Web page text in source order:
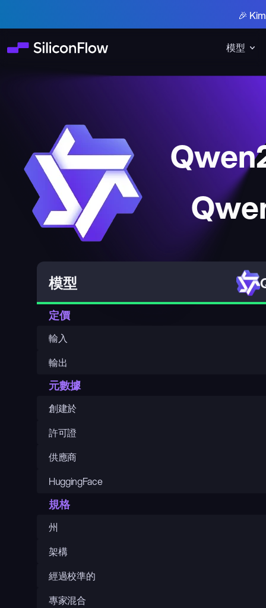
模型
🎉
模型
定價
輸入
輸出
元數據
創建於
許可證
供應商
HuggingFace
規格
州
架構
經過校準的
專家混合